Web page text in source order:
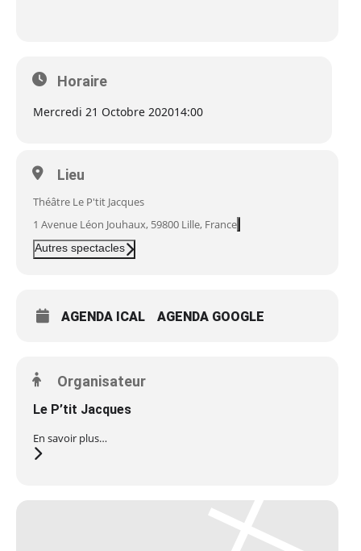
Horaire
Mercredi 21 Octobre 202014:00
Lieu
Théâtre Le P'tit Jacques
1 Avenue Léon Jouhaux, 59800 Lille, France
Autres spectacles
AGENDA ICAL AGENDA GOOGLE
Organisateur
Le P’tit Jacques
En savoir plus…